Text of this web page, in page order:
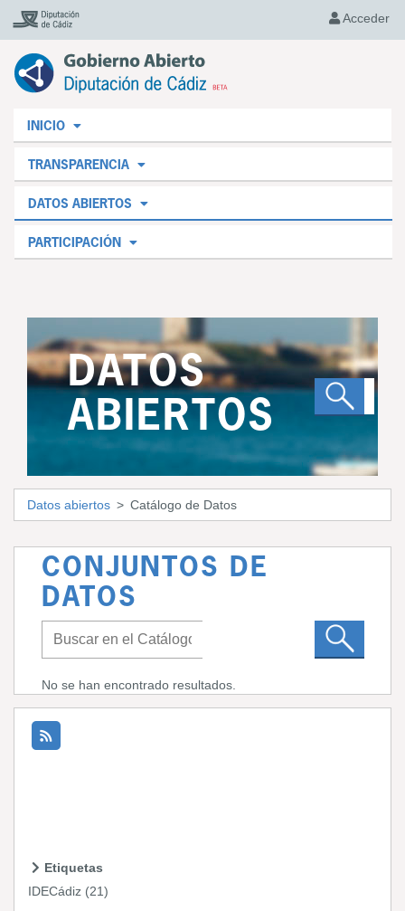
Acceder
INICIO
TRANSPARENCIA
DATOS ABIERTOS
PARTICIPACIÓN
DATOS
ABIERTOS
Datos abiertos Catálogo de Datos
CONJUNTOS DE
DATOS
No se han encontrado resultados.
Etiquetas
IDECádiz (21)